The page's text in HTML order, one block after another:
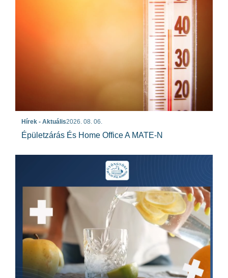
Hírek - Aktuális2026. 08. 06.
Épületzárás És Home Office A MATE-N